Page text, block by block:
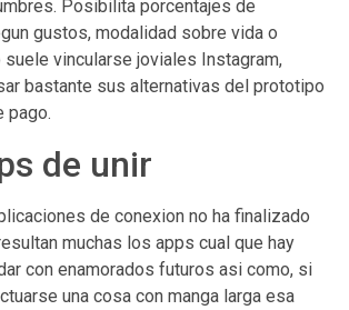
Posibilita porcentajes de
gustos, modalidad sobre vida o
vincularse joviales Instagram,
bastante sus alternativas del prototipo
pago.
de unir
de conexion no ha finalizado
muchas los apps cual que hay
con enamorados futuros asi­ como, si
una cosa con manga larga esa